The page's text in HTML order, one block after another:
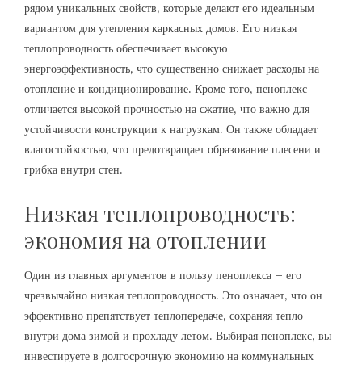
рядом уникальных свойств‚ которые делают его идеальным
вариантом для утепления каркасных домов. Его низкая
теплопроводность обеспечивает высокую
энергоэффективность‚ что существенно снижает расходы на
отопление и кондиционирование. Кроме того‚ пеноплекс
отличается высокой прочностью на сжатие‚ что важно для
устойчивости конструкции к нагрузкам. Он также обладает
влагостойкостью‚ что предотвращает образование плесени и
грибка внутри стен.
Низкая теплопроводность:
экономия на отоплении
Один из главных аргументов в пользу пеноплекса – его
чрезвычайно низкая теплопроводность. Это означает‚ что он
эффективно препятствует теплопередаче‚ сохраняя тепло
внутри дома зимой и прохладу летом. Выбирая пеноплекс‚ вы
инвестируете в долгосрочную экономию на коммунальных